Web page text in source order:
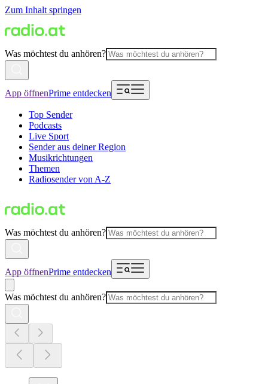
Zum Inhalt springen
Was möchtest du anhören?
App öffnenPrime entdecken
Top Sender
Podcasts
Live Sport
Sender aus deiner Region
Musikrichtungen
Themen
Radiosender von A-Z
Was möchtest du anhören?
App öffnenPrime entdecken
Was möchtest du anhören?